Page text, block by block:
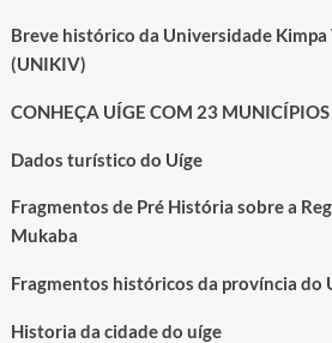
Breve histórico da Universidade Kimpa
(UNIKIV)
CONHEÇA UÍGE COM 23 MUNICÍPIOS
Dados turístico do Uíge
Fragmentos de Pré História sobre a
Mukaba
Fragmentos históricos da província do
Historia da cidade do uíge